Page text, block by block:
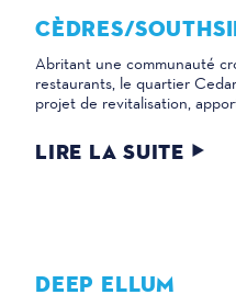
CÈDRES/
Abritant une communauté
restaurants, le quartier
projet de revitalisation,
LIRE LA SUITE
DEEP ELLUM